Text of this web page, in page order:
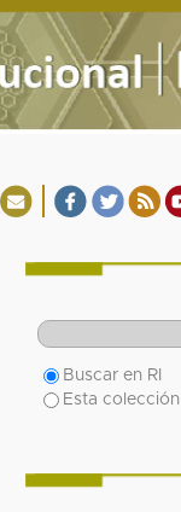
Buscar en RI
Esta colección